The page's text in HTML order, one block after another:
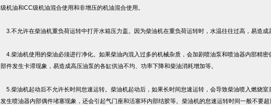
级机油和CC级机油混合使用和非增压的机油混合使用。
3.不允许在柴油机重负荷运转中打开水箱压力盖。因为柴油机在重负荷运转时，水温往往过高，易造成
4.柴油机使用的柴油必须进行净化。如果柴油内混入过多的机械杂质，会加剧喷油泵和喷油器内部精密
部件发生卡滞现象，易造成高压油泵的各缸供油不均、功率下降和柴油消耗增加等。
5.柴油机起动后不允许长时间怠速运转。柴油机起动后，如果长时间怠速运转，会导致柴油喷入燃烧
发生喷油器内部偶件堵塞现象，还会引起气门座和活塞环内部结胶等。柴油机的怠速运转时间一般不要超